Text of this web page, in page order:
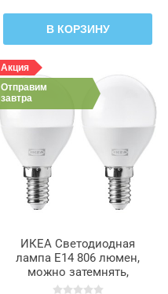
В КОРЗИНУ
Акция
Отправим
завтра
ИКЕА Светодиодная
лампа E14 806 люмен,
можно затемнять,
опаловый шарик, белый,